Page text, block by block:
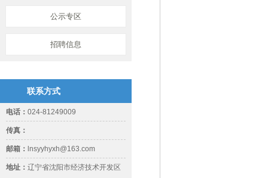
公示专区
招聘信息
联系方式
电话： 024-81249009
传真：
邮箱： lnsyyhyxh@163.com
地址： 辽宁省沈阳市经济技术开发区